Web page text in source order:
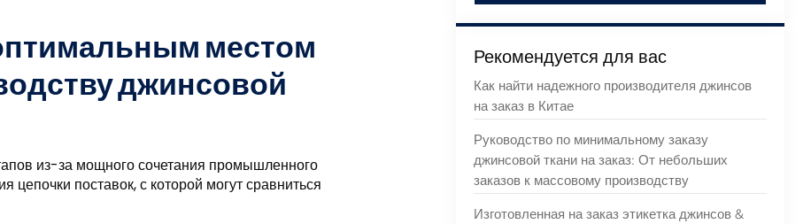
местом
джинсовой
из-за мощного сочетания промышленного
поставок, с которой могут сравниться
Рекомендуется для вас
Как найти надежного производителя джинсов
на заказ в Китае
Руководство по минимальному заказу
джинсовой ткани на заказ: От небольших
заказов к массовому производству
Изготовленная на заказ этикетка джинсов &